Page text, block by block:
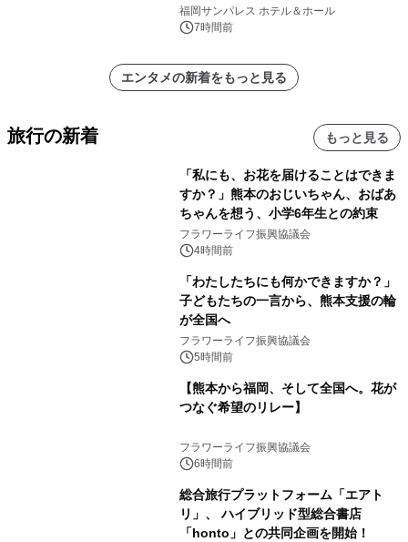
福岡サンパレス ホテル＆ホール
7時間前
エンタメの新着をもっと見る
旅行の新着 もっと見る
「私にも、お花を届けることはできま
すか？」熊本のおじいちゃん、おばあ
ちゃんを想う、小学6年生との約束
フラワーライフ振興協議会
4時間前
「わたしたちにも何かできますか？」
子どもたちの一言から、熊本支援の輪
が全国へ
フラワーライフ振興協議会
5時間前
【熊本から福岡、そして全国へ。花が
つなぐ希望のリレー】
フラワーライフ振興協議会
6時間前
総合旅行プラットフォーム「エアト
リ」、 ハイブリッド型総合書店
「honto」との共同企画を開始！